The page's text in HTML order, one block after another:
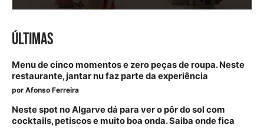
ÚLTIMAS
Menu de cinco momentos e zero peças de roupa. Neste
restaurante, jantar nu faz parte da experiência
por Afonso Ferreira
Neste spot no Algarve dá para ver o pôr do sol com
cocktails, petiscos e muito boa onda. Saiba onde fica